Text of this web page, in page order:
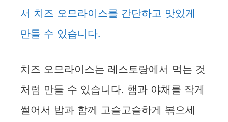
서 치즈 오므라이스를 간단하고 맛있게
만들 수 있습니다.
치즈 오므라이스는 레스토랑에서 먹는 것
처럼 만들 수 있습니다. 햄과 야채를 작게
썰어서 밥과 함께 고슬고슬하게 볶으세